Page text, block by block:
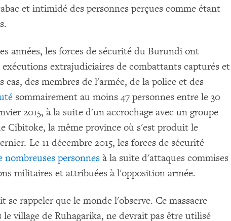
et intimidé des personnes perçues comme étant
années, les forces de sécurité du Burundi ont
extrajudiciaires de combattants capturés et
cas, des membres de l'armée, de la police et des
sommairement au moins 47 personnes entre le 30
2015, à la suite d'un accrochage avec un groupe
Cibitoke, la même province où s'est produit le
Le 11 décembre 2015, les forces de sécurité
nombreuses personnes à la suite d'attaques commises
militaires et attribuées à l'opposition armée.
se rappeler que le monde l'observe. Ce massacre
village de Ruhagarika, ne devrait pas être utilisé